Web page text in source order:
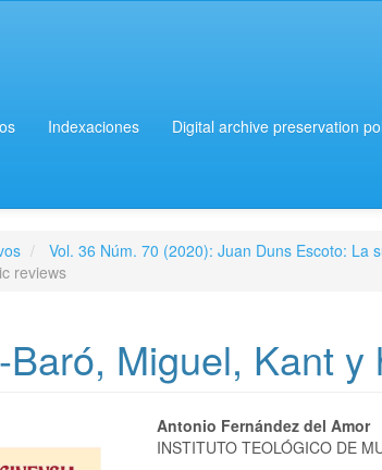
Indexaciones Digital archive preservation
Vol. 36 Núm. 70 (2020): Juan Duns Escoto: La
reviews
Miguel, Kant y
Antonio Fernández del Amor
INSTITUTO TEOLÓGICO DE